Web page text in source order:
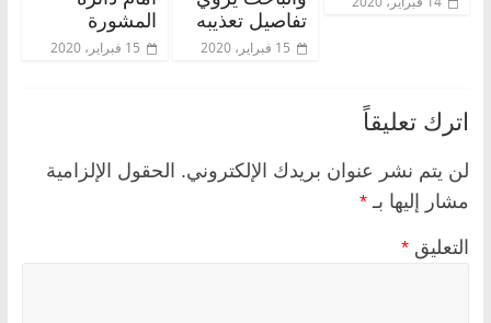
تفاصيل تعذيبه
15 فبراير، 2020
المشورة
15 فبراير، 2020
اترك تعليقاً
لن يتم نشر عنوان بريدك الإلكتروني. الحقول الإلزامية
مشار إليها بـ *
التعليق *